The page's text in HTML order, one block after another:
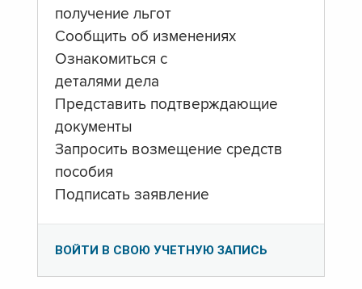
получение льгот
Сообщить об изменениях
Ознакомиться с
деталями дела
Представить подтверждающие
документы
Запросить возмещение средств
пособия
Подписать заявление
ВОЙТИ В СВОЮ УЧЕТНУЮ ЗАПИСЬ